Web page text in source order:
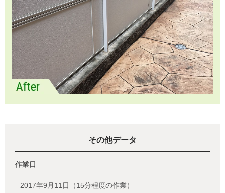
その他データ
作業日
2017年9月11日（15分程度の作業）